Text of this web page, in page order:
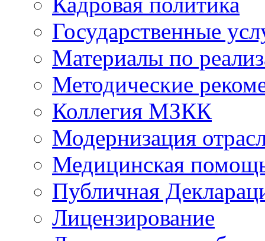
Государственные
Материалы по
Методические
Коллегия МЗКК
Модернизация
Медицинская
Публичная
Лицензирование